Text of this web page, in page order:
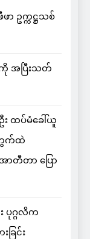
ဥက္ကဋ္ဌသစ်
အပြီးသတ်
ထပ်မံခေါ်ယူ
ကွက်ထဲ
တီတာ ပြော
ပုဂ္ဂလိက
ခြင်း